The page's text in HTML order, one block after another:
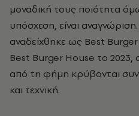
μοναδική τους ποιότητα
υπόσχεση, είναι
αναδείχθηκε ως Best
Best Burger House το 2023,
από τη φήμη κρύβονται
και τεχνική.